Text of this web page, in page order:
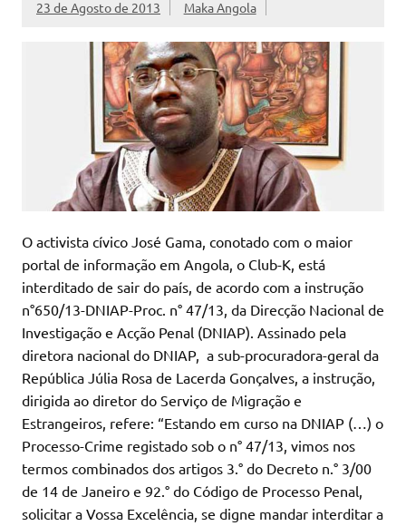
23 de Agosto de 2013 Maka Angola
O activista cívico José Gama, conotado com o maior
portal de informação em Angola, o Club-K, está
interditado de sair do país, de acordo com a instrução
n°650/13-DNIAP-Proc. n° 47/13, da Direcção Nacional de
Investigação e Acção Penal (DNIAP). Assinado pela
diretora nacional do DNIAP, a sub-procuradora-geral da
República Júlia Rosa de Lacerda Gonçalves, a instrução,
dirigida ao diretor do Serviço de Migração e
Estrangeiros, refere: “Estando em curso na DNIAP (…) o
Processo-Crime registado sob o n° 47/13, vimos nos
termos combinados dos artigos 3.° do Decreto n.° 3/00
de 14 de Janeiro e 92.° do Código de Processo Penal,
solicitar a Vossa Excelência, se digne mandar interditar a